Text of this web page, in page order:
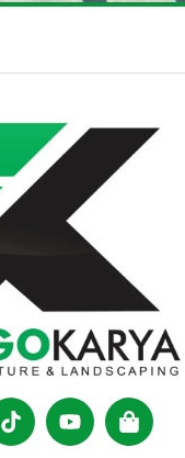
TiktokYoutube
bag